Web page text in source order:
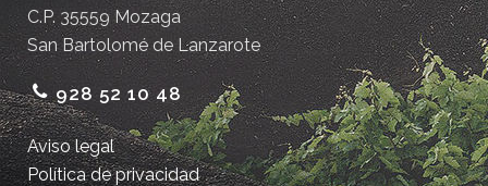
C.P. 35559 Mozaga
San Bartolomé de Lanzarote
928 52 10 48
Aviso legal
Política de privacidad